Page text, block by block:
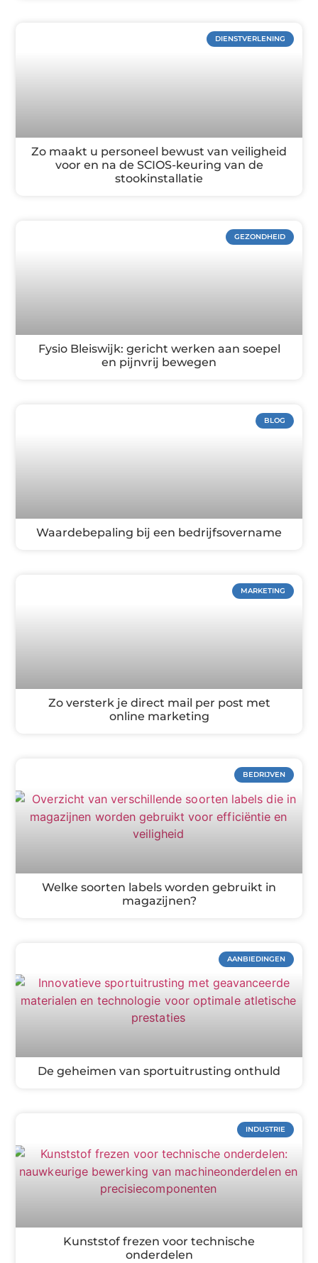
DIENSTVERLENING
Zo maakt u personeel bewust van veiligheid
voor en na de SCIOS-keuring van de
stookinstallatie
GEZONDHEID
Fysio Bleiswijk: gericht werken aan soepel
en pijnvrij bewegen
BLOG
Waardebepaling bij een bedrijfsovername
MARKETING
Zo versterk je direct mail per post met
online marketing
BEDRIJVEN
Welke soorten labels worden gebruikt in
magazijnen?
AANBIEDINGEN
De geheimen van sportuitrusting onthuld
INDUSTRIE
Kunststof frezen voor technische
onderdelen